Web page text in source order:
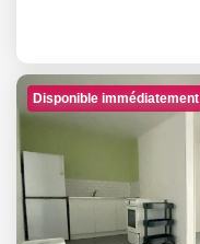
Disponible immédiatement